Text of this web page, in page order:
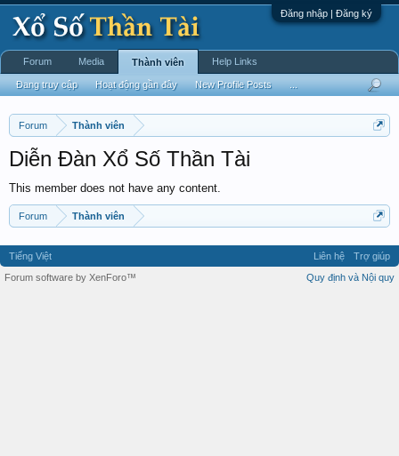
Đăng nhập | Đăng ký
Forum Thành viên
Diễn Đàn Xổ Số Thần Tài
This member does not have any content.
Forum Thành viên
Forum Media Thành viên
Đang truy cập Hoạt động gần đây New Profile Posts
Help Links
Tiếng Việt Liên hệ
Trợ giúp
Quy định và Nội quy
Forum software by XenForo™